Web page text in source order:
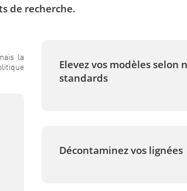
de recherche.
la
Elevez vos modèles selon
standards
Décontaminez vos lignées